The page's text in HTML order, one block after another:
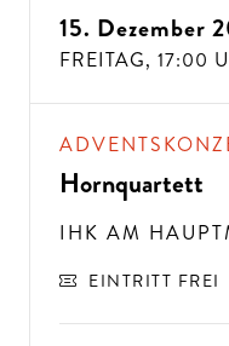
15. Dezember
FREITAG, 17:00
Hornquartett
IHK AM
EINTRITT FREI